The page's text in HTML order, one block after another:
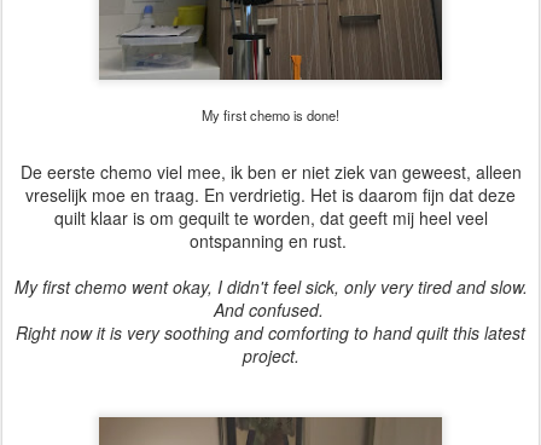
My first chemo is done!
De eerste chemo viel mee, ik ben er niet ziek van geweest, alleen
vreselijk moe en traag. En verdrietig. Het is daarom fijn dat deze
quilt klaar is om gequilt te worden, dat geeft mij heel veel
ontspanning en rust.
My first chemo went okay, I didn't feel sick, only very tired and slow.
And confused.
Right now it is very soothing and comforting to hand quilt this latest
project.